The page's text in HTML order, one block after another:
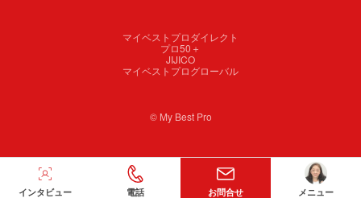
マイベストプロダイレクト
プロ50＋
JIJICO
マイベストプログローバル
© My Best Pro
インタビュー 電話 お問合せ メニュー